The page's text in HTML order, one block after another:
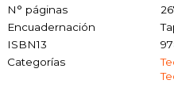
N° páginas
Encuadernación
ISBN13
Categorías